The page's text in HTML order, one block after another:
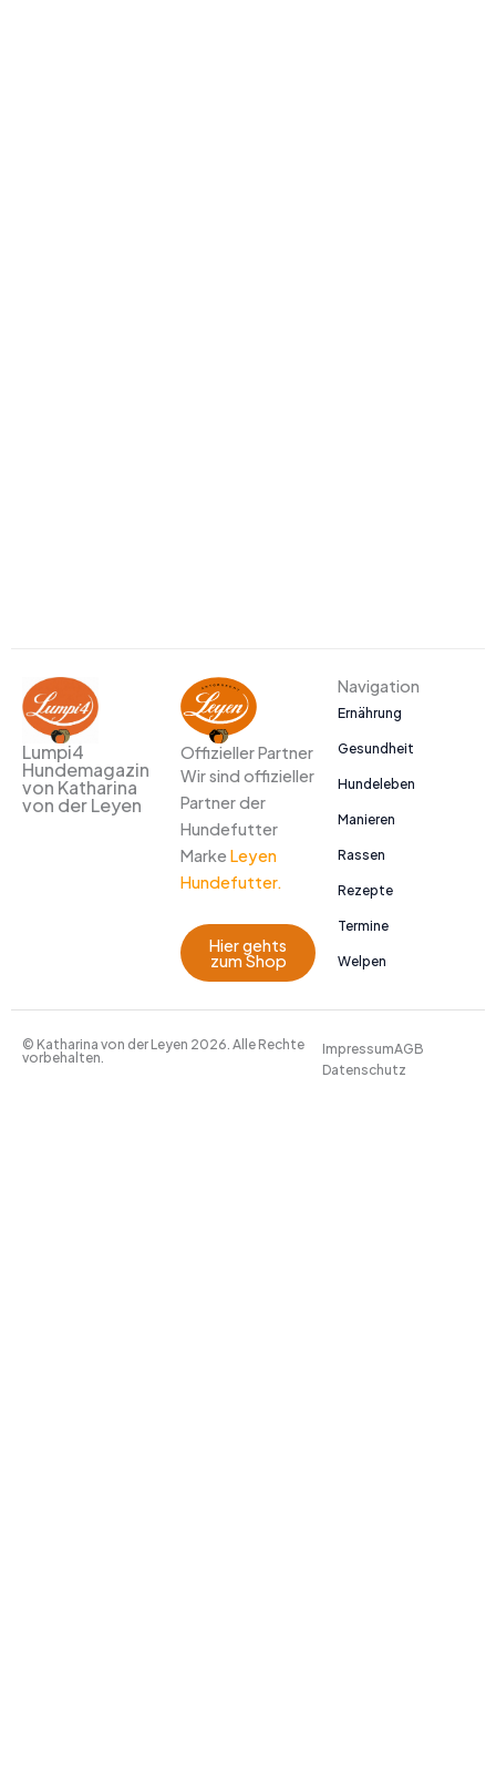
Lumpi4
Hundemagazin
von Katharina
von der Leyen
Offizieller Partner
Wir sind offizieller
Partner der
Hundefutter
Marke Leyen
Hundefutter.
Hier gehts
zum Shop
Navigation
Ernährung
Gesundheit
Hundeleben
Manieren
Rassen
Rezepte
Termine
Welpen
© Katharina von der Leyen 2026. Alle Rechte
vorbehalten.
ImpressumAGB
Datenschutz